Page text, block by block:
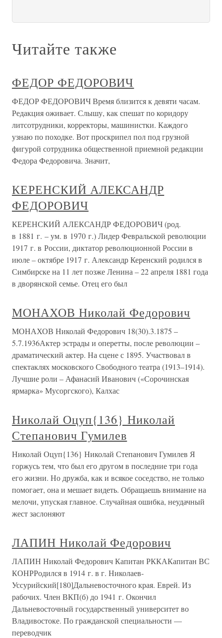
Читайте также
ФЕДОР ФЕДОРОВИЧ
ФЕДОР ФЕДОРОВИЧ Время близится к девяти часам.
Редакция оживает. Слышу, как спешат по коридору
литсотрудники, корректоры, машинистки. Каждого
узнаю по походке. Вот проскрипел пол под грузной
фигурой сотрудника общественной приемной редакции
Федора Федоровича. Значит,
КЕРЕНСКИЙ АЛЕКСАНДР
ФЕДОРОВИЧ
КЕРЕНСКИЙ АЛЕКСАНДР ФЕДОРОВИЧ (род.
в 1881 г. – ум. в 1970 г.) Лидер Февральской революции
1917 г. в России, диктатор революционной России в
июле – октябре 1917 г. Александр Керенский родился в
Симбирске на 11 лет позже Ленина – 22 апреля 1881 года
в дворянской семье. Отец его был
МОНАХОВ Николай Федорович
МОНАХОВ Николай Федорович 18(30).3.1875 –
5.7.1936Актер эстрады и оперетты, после революции –
драматический актер. На сцене с 1895. Участвовал в
спектаклях московского Свободного театра (1913–1914).
Лучшие роли – Афанасий Иванович («Сорочинская
ярмарка» Мусоргского), Калхас
Николай Оцуп{136} Николай
Степанович Гумилев
Николай Оцуп{136} Николай Степанович Гумилев Я
горжусь тем, что был его другом в последние три года
его жизни. Но дружба, как и всякое соседство, не только
помогает, она и мешает видеть. Обращаешь внимание на
мелочи, упуская главное. Случайная ошибка, неудачный
жест заслоняют
ЛАПИН Николай Федорович
ЛАПИН Николай Федорович Капитан РККАКапитан ВС
КОНРРодился в 1914 г. в г. Николаев-
Уссурийский[180]Дальневосточного края. Еврей. Из
рабочих. Член ВКП(б) до 1941 г. Окончил
Дальневосточный государственный университет во
Владивостоке. По гражданской специальности —
переводчик